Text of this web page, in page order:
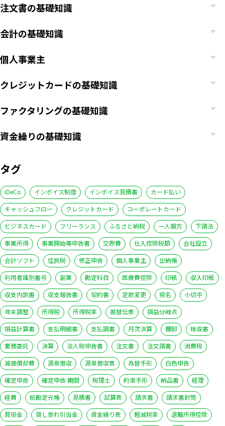
注文書の基礎知識
会計の基礎知識
個人事業主
クレジットカードの基礎知識
ファクタリングの基礎知識
資金繰りの基礎知識
タグ
iDeCo インボイス制度 インボイス見積書
カード払い
キャッシュフロー
クレジットカード
コーポレートカード
ビジネスカード
フリーランス ふるさと納税 一人親方
下請法
事業所得
事業開始等申告書 交際費 仕入控除税額
会社設立
会計ソフト
住民税 修正申告 個人事業主
出納帳
利用者識別番号
副業 勘定科目 医療費控除 印紙
収入印紙
収支内訳書
収支報告書 契約書 定款変更 宛名
小切手
年末調整
所得税 所得税率 振替伝票
損益分岐点
損益計算書
支払明細書 支払調書 月次決算 棚卸
検収書
業務委託
決算 法人税申告書 注文書 注文請書
消費税
減価償却費
源泉徴収 源泉徴収票 為替手形
白色申告
確定申告
確定申告 期間 税理士 約束手形 納品書
経理
経費
総勘定元帳 見積書 試算表 請求書
請求書封筒
買掛金
貸し倒れ引当金 資金繰り表 軽減税率
退職所得控除